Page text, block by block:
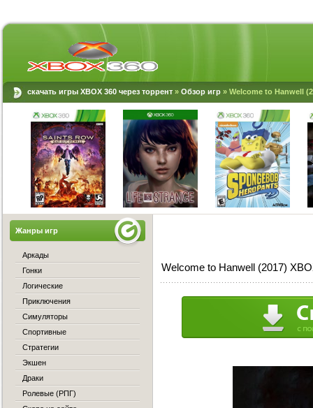
скачать игры XBOX 360 через торрент » Обзор игр » Welcome to Hanwell
Welcome to Hanwell (2017)
Жанры игр
Аркады
Гонки
Логические
Приключения
Симуляторы
Спортивные
Стратегии
Экшен
Драки
Ролевые (РПГ)